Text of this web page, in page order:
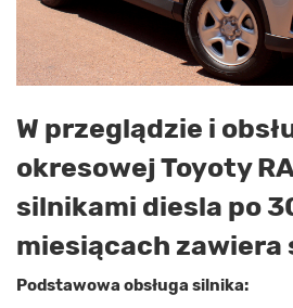
W przeglądzie i
okresowej Toyoty
silnikami diesla po
miesiącach zawiera
Podstawowa obsługa silnika: